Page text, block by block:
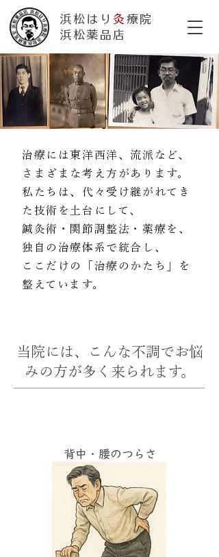
浜松はり灸 療院
​浜松薬品店
治療には東洋西洋、流派など、
さまざまな考え方があります。
私たちは、代々受け継がれてき
た技術を土台にして、
鍼灸術・関節調整法・薬療を、
独自の治療体系で 統合し、
ここだけの「治療のかたち」を
整えています。
当院には、こんな不調でお悩
みの方が多く来られます。
背中・腰のつらさ